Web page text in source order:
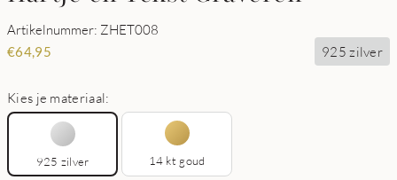
Artikelnummer: ZHET008
€64,95 925 zilver
Kies je materiaal:
925 zilver 14 kt goud